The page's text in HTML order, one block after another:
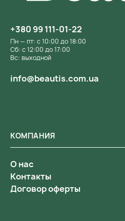
КОМПАНИЯ
О нас
Контакты
Договор оферты
+380 99 111-01-22
Пн — пт: с 10:00 до 18:00
Сб: с 12:00 до 17:00
Вс: выходной
info@beautis.com.ua